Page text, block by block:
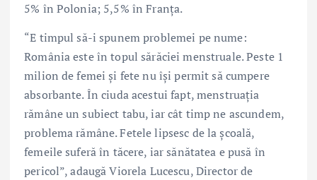
5% în Polonia; 5,5% în Franța.
“E timpul să-i spunem problemei pe nume:
România este în topul sărăciei menstruale. Peste 1
milion de femei și fete nu își permit să cumpere
absorbante. În ciuda acestui fapt, menstruația
rămâne un subiect tabu, iar cât timp ne ascundem,
problema rămâne. Fetele lipsesc de la școală,
femeile suferă în tăcere, iar sănătatea e pusă în
pericol”, adaugă Viorela Lucescu, Director de